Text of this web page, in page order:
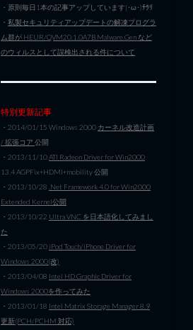
・原則毎日1本の記事アップしています|･ω･)ﾁﾗﾘ
・ 私製セキュリティアップデートの解凍プログラ
ム群が HEUR/QVM20.1.0A7B.Malware.Gen など
のウィルスとして誤検出される件について
特別更新記事
・2014/01/15 Windows 2000 カーネル改造計画
/ 拡張コア 公開
・2013/11/10ATI Radeon Driver for Win2000
13.4 AGPFix+HDMI+mobility 公開
・2013/10/28 .Net Framework 4.0 for Win2000
Extended Kernel公開
・2013/10/22 Ultra VNC を日本語化してみまし
た
・2013/05/20 iPod Touch/iPhone Driver for
Windows 2000(改)
・2013/04/08 Intel HD Graphic Driver for
Windows 2000を作ってみた
・2013/01/18 Intel Matrix Storage Manager 8.9
更新(PCH/PCHM 対応)